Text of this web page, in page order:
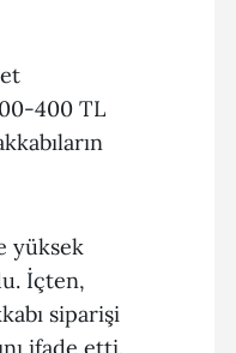
400 TL
yüksek
İçten,
siparişi